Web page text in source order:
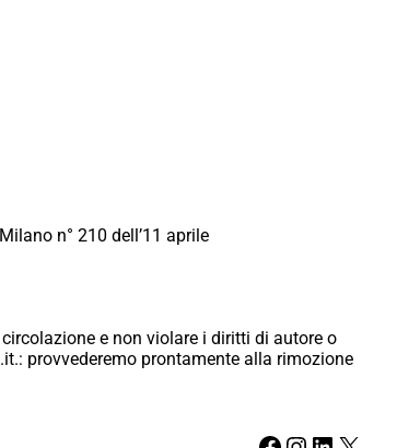
n° 210 dell’11 aprile
e non violare i diritti di autore o
provvederemo prontamente alla rimozione